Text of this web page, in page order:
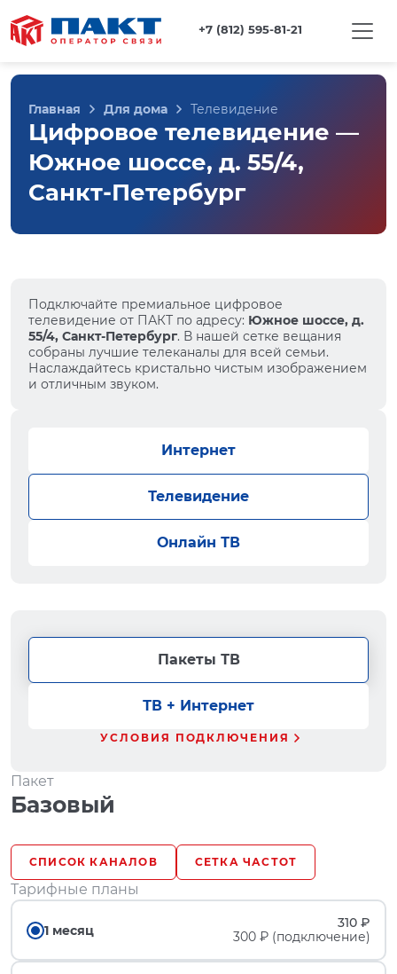
+7 (812) 595-81-21
Главная Для дома Телевидение
Цифровое телевидение —
Южное шоссе, д. 55/4,
Санкт-Петербург
Подключайте премиальное цифровое
телевидение от ПАКТ по адресу: Южное шоссе, д.
55/4, Санкт-Петербург. В нашей сетке вещания
собраны лучшие телеканалы для всей семьи.
Наслаждайтесь кристально чистым изображением
и отличным звуком.
Интернет
Телевидение
Онлайн ТВ
Пакеты ТВ
ТВ + Интернет
УСЛОВИЯ ПОДКЛЮЧЕНИЯ
Пакет
Базовый
СПИСОК КАНАЛОВ СЕТКА ЧАСТОТ
Тарифные планы
1 месяц
310 ₽
300 ₽ (подключение)